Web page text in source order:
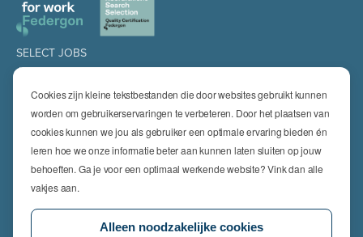
Cookies zijn kleine tekstbestanden die door websites gebruikt kunnen
worden om gebruikerservaringen te verbeteren. Door het plaatsen van
cookies kunnen we jou als gebruiker een optimale ervaring bieden én
leren hoe we onze informatie beter aan kunnen laten sluiten op jouw
behoeften. Ga je voor een optimaal werkende website? Vink dan alle
vakjes aan.
Alleen noodzakelijke cookies
SELECT JOBS
Jobs
Job alert
SPECIALISATIES
Technics
High Technics & Engineering
Logistics
Finance & Insurance
Office